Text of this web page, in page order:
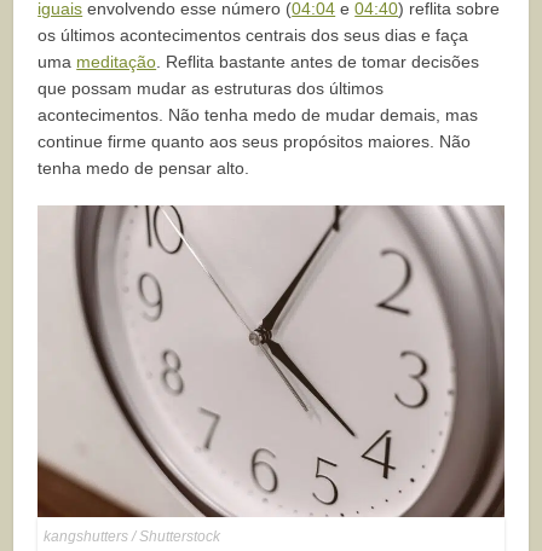
iguais envolvendo esse número (04:04 e04:40) reflita sobre
os últimos acontecimentos centrais dos seus dias e faça
uma meditação. Reflita bastante antes de tomar decisões
que possam mudar as estruturas dos últimos
acontecimentos. Não tenha medo de mudar demais, mas
continue firme quanto aos seus propósitos maiores. Não
tenha medo de pensar alto.
kangshutters / Shutterstock